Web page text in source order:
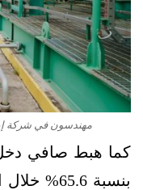
مهندسون في شركة
كما هبط صافي